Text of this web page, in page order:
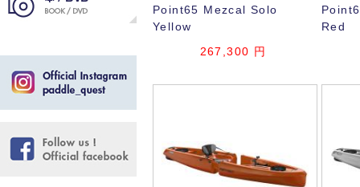
Point65 Mezcal Solo
Yellow
267,300 円
Red